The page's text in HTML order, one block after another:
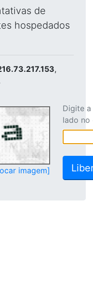
de
hospedados
,
imagem]
Digite
lado no